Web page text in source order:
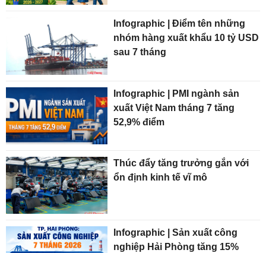
Infographic | Điểm tên những
nhóm hàng xuất khẩu 10 tỷ USD
sau 7 tháng
Infographic | PMI ngành sản
xuất Việt Nam tháng 7 tăng
52,9% điểm
Thúc đẩy tăng trưởng gắn với
ổn định kinh tế vĩ mô
Infographic | Sản xuất công
nghiệp Hải Phòng tăng 15%